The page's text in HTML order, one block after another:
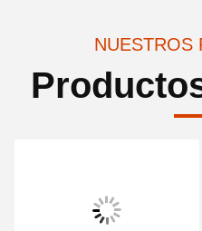
NUESTROS